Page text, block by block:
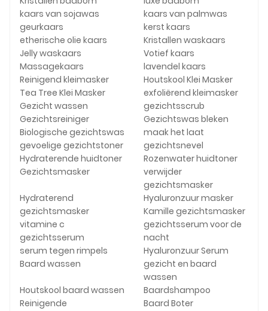
kaars van sojawas
kaars van palmwas
geurkaars
kerst kaars
etherische olie kaars
Kristallen waskaars
Jelly waskaars
Votief kaars
Massagekaars
lavendel kaars
Reinigend kleimasker
Houtskool Klei Masker
Tea Tree Klei Masker
exfoliërend kleimasker
Gezicht wassen
gezichtsscrub
Gezichtsreiniger
Gezichtswas bleken
Biologische gezichtswas
maak het laat
gevoelige gezichtstoner
gezichtsnevel
Hydraterende huidtoner
Rozenwater huidtoner
Gezichtsmasker
verwijder
gezichtsmasker
Hydraterend
gezichtsmasker
Hyaluronzuur masker
Kamille gezichtsmasker
vitamine c
gezichtsserum
gezichtsserum voor de
nacht
serum tegen rimpels
Hyaluronzuur Serum
Baard wassen
gezicht en baard
wassen
Houtskool baard wassen
Baardshampoo
Reinigende
Baard Boter